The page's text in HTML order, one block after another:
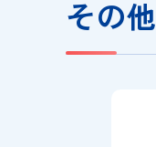
その